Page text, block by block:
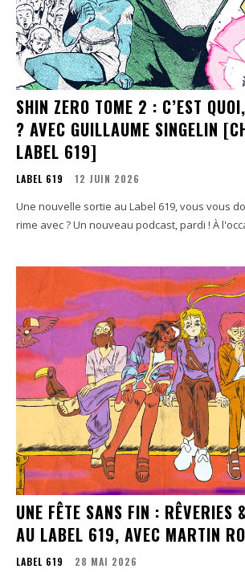
SHIN ZERO TOME 2 : C’EST
? AVEC GUILLAUME SINGELIN
LABEL 619]
LABEL 619 12 JUIN 2026
Une nouvelle sortie au Label 619, vous vous
rime avec ? Un nouveau podcast, pardi ! À
UNE FÊTE SANS FIN : RÊVERIES
AU LABEL 619, AVEC MARTIN
LABEL 619 28 MAI 2026